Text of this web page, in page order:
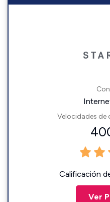
Velocidades de
Calificación
Ver